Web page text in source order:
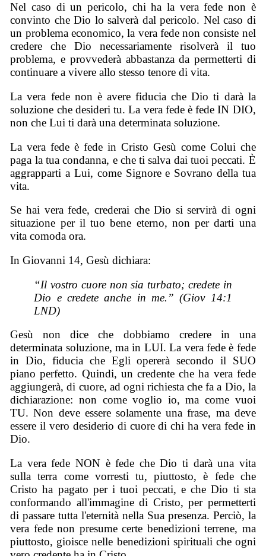
Nel caso di un pericolo, chi ha la vera fede non è
convinto che Dio lo salverà dal pericolo. Nel caso di
un problema economico, la vera fede non consiste nel
credere che Dio necessariamente risolverà il tuo
problema, e provvederà abbastanza da permetterti di
continuare a vivere allo stesso tenore di vita.
La vera fede non è avere fiducia che Dio ti darà la
soluzione che desideri tu. La vera fede è fede IN DIO,
non che Lui ti darà una determinata soluzione.
La vera fede è fede in Cristo Gesù come Colui che
paga la tua condanna, e che ti salva dai tuoi peccati. È
aggrapparti a Lui, come Signore e Sovrano della tua
vita.
Se hai vera fede, crederai che Dio si servirà di ogni
situazione per il tuo bene eterno, non per darti una
vita comoda ora.
In Giovanni 14, Gesù dichiara:
“Il vostro cuore non sia turbato; credete in
Dio e credete anche in me.” (Giov 14:1
LND)
Gesù non dice che dobbiamo credere in una
determinata soluzione, ma in LUI. La vera fede è fede
in Dio, fiducia che Egli opererà secondo il SUO
piano perfetto. Quindi, un credente che ha vera fede
aggiungerà, di cuore, ad ogni richiesta che fa a Dio, la
dichiarazione: non come voglio io, ma come vuoi
TU. Non deve essere solamente una frase, ma deve
essere il vero desiderio di cuore di chi ha vera fede in
Dio.
La vera fede NON è fede che Dio ti darà una vita
sulla terra come vorresti tu, piuttosto, è fede che
Cristo ha pagato per i tuoi peccati, e che Dio ti sta
conformando all'immagine di Cristo, per permetterti
di passare tutta l'eternità nella Sua presenza. Perciò, la
vera fede non presume certe benedizioni terrene, ma
piuttosto, gioisce nelle benedizioni spirituali che ogni